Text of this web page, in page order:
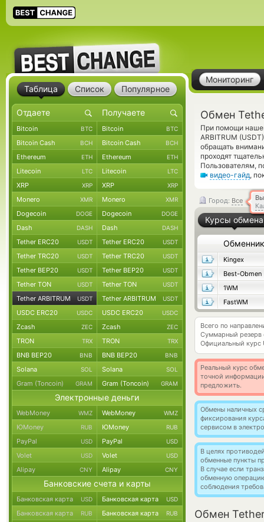
Мониторинг
Обмен
При помощи
ARBITRUM
обращать
проходят
Пользователям,
видео-гайд,
Город: Все
Курсы обмена
Обменник
Kingex
Best-Obmen
1WM
FastWM
Всего по
Суммарный резерв
Официальный курс
Реальный курс
точной
предложить.
Обмены наличных
фиксирования
сервисом в
В целях
обменные пункты
В случае если
обменную
соблюдения
Обмен Tether
Таблица Список Популярное
Bitcoin BTC Bitcoin BTC
Bitcoin Cash BCH Bitcoin Cash BCH
Ethereum ETH Ethereum ETH
Litecoin LTC Litecoin LTC
XRP XRP XRP XRP
Monero XMR Monero XMR
Dogecoin DOGE Dogecoin DOGE
Dash DASH Dash DASH
Tether ERC20 USDT Tether ERC20 USDT
Tether TRC20 USDT Tether TRC20 USDT
Tether BEP20 USDT Tether BEP20 USDT
Tether TON USDT Tether TON USDT
Tether ARBITRUM USDT Tether ARBITRUM USDT
USDC ERC20 USDC USDC ERC20 USDC
Zcash ZEC Zcash ZEC
TRON TRX TRON TRX
BNB BEP20 BNB BNB BEP20 BNB
Solana SOL Solana SOL
Gram (Toncoin) GRAM Gram (Toncoin) GRAM
Электронные деньги
WebMoney WMZ WebMoney WMZ
ЮMoney RUB ЮMoney RUB
PayPal USD PayPal USD
Volet USD Volet USD
Alipay CNY Alipay CNY
Банковские счета и карты
Банковская карта USD Банковская карта USD
Банковская карта RUB Банковская карта RUB